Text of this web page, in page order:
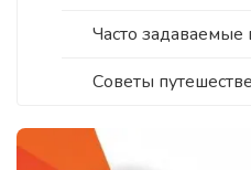
Часто задаваемые
Советы